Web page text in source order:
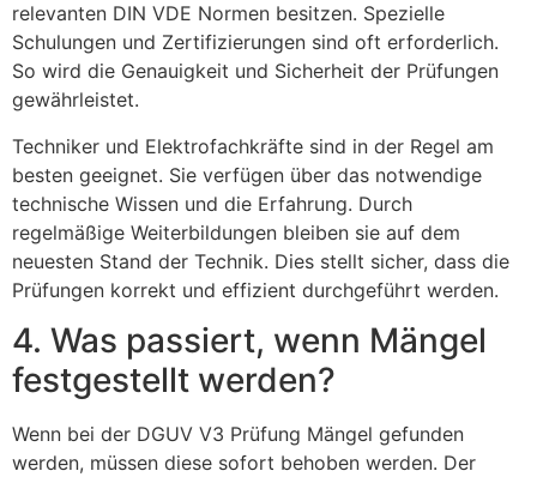
relevanten DIN VDE Normen besitzen. Spezielle
Schulungen und Zertifizierungen sind oft erforderlich.
So wird die Genauigkeit und Sicherheit der Prüfungen
gewährleistet.
Techniker und Elektrofachkräfte sind in der Regel am
besten geeignet. Sie verfügen über das notwendige
technische Wissen und die Erfahrung. Durch
regelmäßige Weiterbildungen bleiben sie auf dem
neuesten Stand der Technik. Dies stellt sicher, dass die
Prüfungen korrekt und effizient durchgeführt werden.
4. Was passiert, wenn Mängel
festgestellt werden?
Wenn bei der DGUV V3 Prüfung Mängel gefunden
werden, müssen diese sofort behoben werden. Der